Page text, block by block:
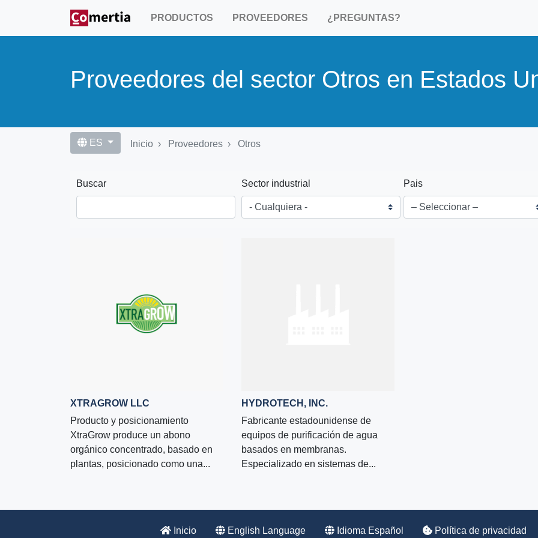
contenido
PRODUCTOS PROVEEDORES ¿PREGUNTAS?
Proveedores del sector Otros en Estados
ES Inicio Proveedores Otros
Buscar Sector industrial Pais
XTRAGROW LLC
Producto y posicionamiento
XtraGrow produce un abono
orgánico concentrado, basado en
plantas, posicionado como una...
HYDROTECH, INC.
Fabricante estadounidense de
equipos de purificación de agua
basados en membranas.
Especializado en sistemas de...
Inicio English Language Idioma Español Política de privacidad